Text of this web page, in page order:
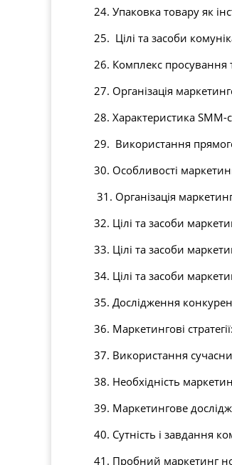
24. Упаковка товару як
25. Цілі та засоби
26. Комплекс просування
27. Організація
28. Характеристика SMM-
29. Використання
30. Особливості
31. Організація
32. Цілі та засоби
33. Цілі та засоби
34. Цілі та засоби
35. Дослідження
36. Маркетингові
37. Використання
38. Необхідність
39. Маркетингове
40. Сутність і завдання
41. Пробний маркетинг